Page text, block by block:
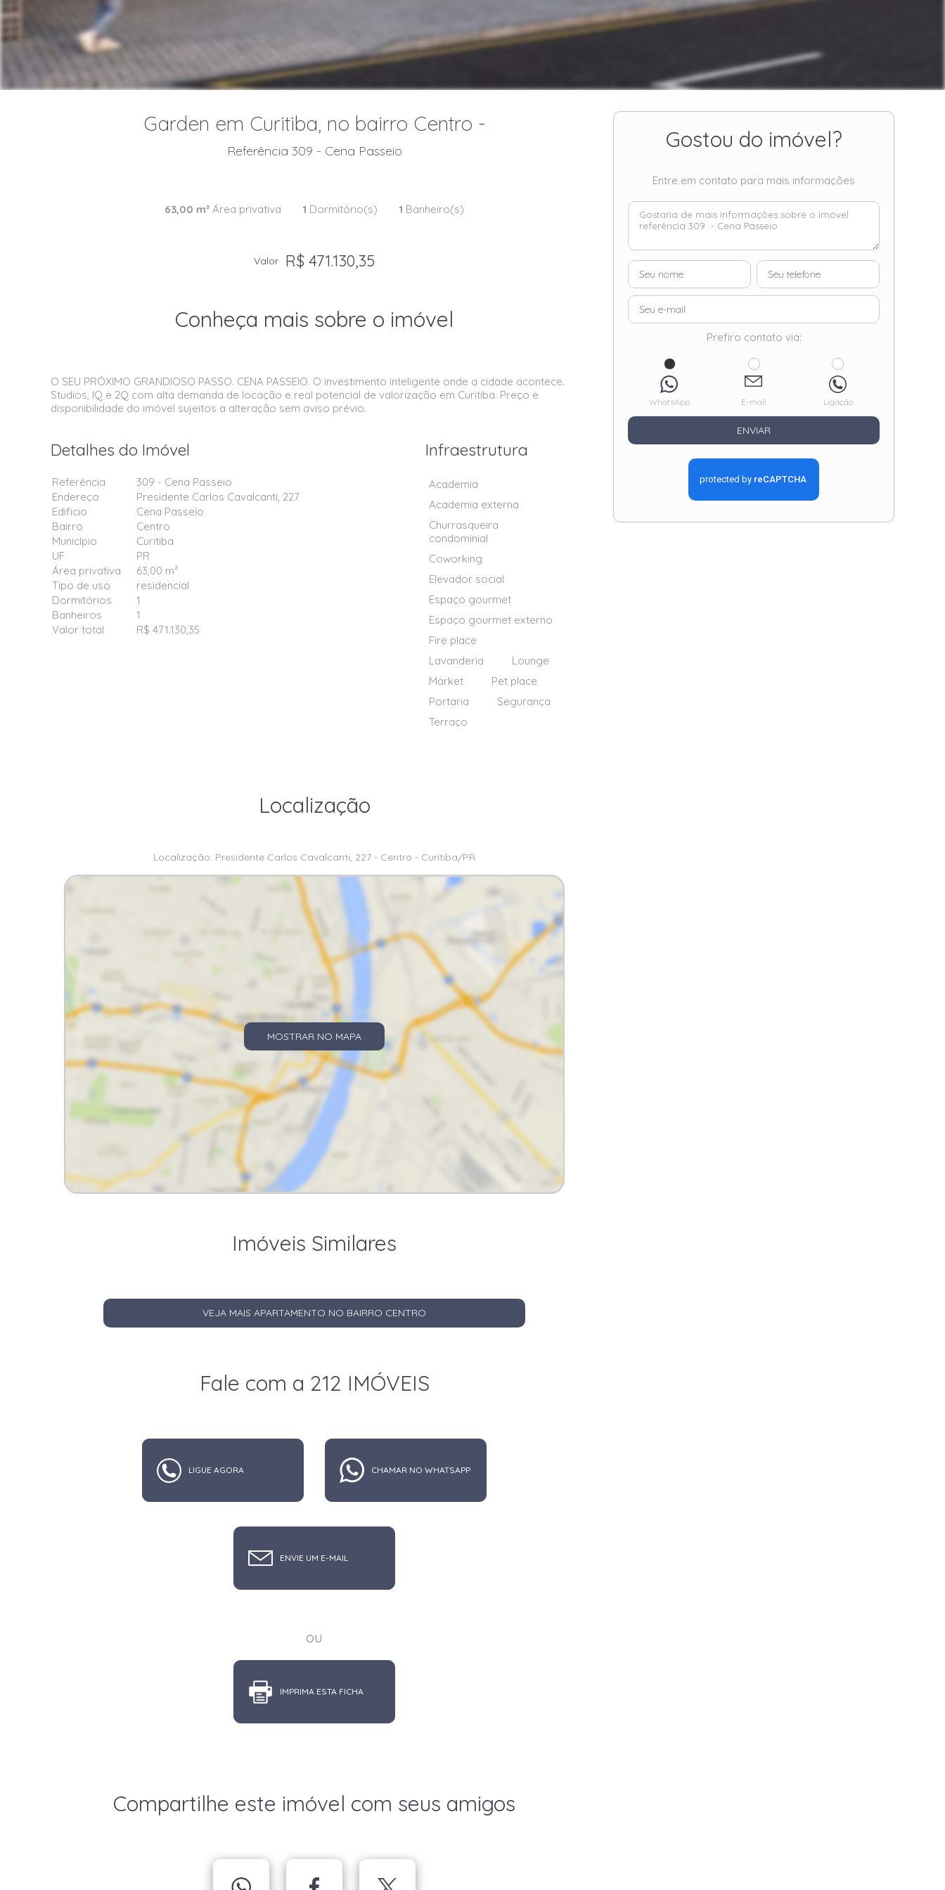
Garden em Curitiba, no bairro Centro -
Referência 309 - Cena Passeio
63,00 m² Área privativa 1 Dormitório(s) 1 Banheiro(s)
Valor R$ 471.130,35
Conheça mais sobre o imóvel
O SEU PRÓXIMO GRANDIOSO PASSO. CENA PASSEIO. O investimento inteligente onde a cidade acontece.
Studios, IQ e 2Q com alta demanda de locação e real potencial de valorização em Curitiba. Preço e
disponibilidade do imóvel sujeitos a alteração sem aviso prévio.
Detalhes do Imóvel
Referência
309 - Cena Passeio
Endereço
Presidente Carlos Cavalcanti, 227
Edificio
Cena Passeio
Bairro
Centro
Município
Curitiba
UF
PR
Área privativa
63,00 m²
Tipo de uso
residencial
Dormitórios
1
Banheiros
1
Valor total
R$ 471.130,35
Infraestrutura
Academia
Academia externa
Churrasqueira
condominial
Coworking
Elevador social
Espaço gourmet
Espaço gourmet externo
Fire place
Lavanderia
Lounge
Market
Pet place
Portaria
Segurança
Terraço
Localização
Localização: Presidente Carlos Cavalcanti, 227 - Centro - Curitiba/PR
MOSTRAR NO MAPA
Imóveis Similares
VEJA MAIS APARTAMENTO NO BAIRRO CENTRO
Fale com a 212 IMÓVEIS
LIGUE AGORA CHAMAR NO WHATSAPP
ENVIE UM E-MAIL
ou
IMPRIMA ESTA FICHA
Compartilhe este imóvel com seus amigos
Gostou do imóvel?
Entre em contato para mais informações
Prefiro contato via:
WhatsApp E-mail Ligação
ENVIAR